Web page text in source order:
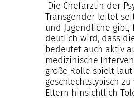
Die Chefärztin der
Transgender leitet
und Jugendliche
deutlich wird, dass
bedeutet auch aktiv
medizinische
große Rolle spielt
geschlechtstypisch
Eltern hinsichtlich